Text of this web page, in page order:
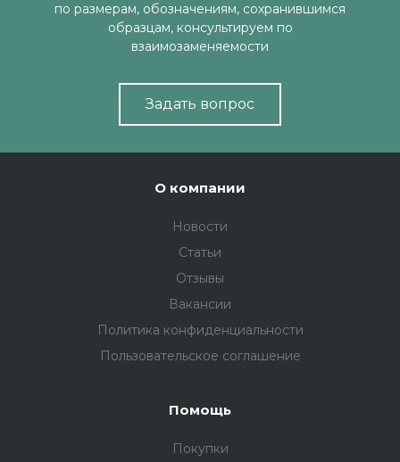
по размерам, обозначениям, сохранившимся
образцам, консультируем по
взаимозаменяемости
Задать вопрос
О компании
Новости
Статьи
Отзывы
Вакансии
Политика конфиденциальности
Пользовательское соглашение
Помощь
Покупки